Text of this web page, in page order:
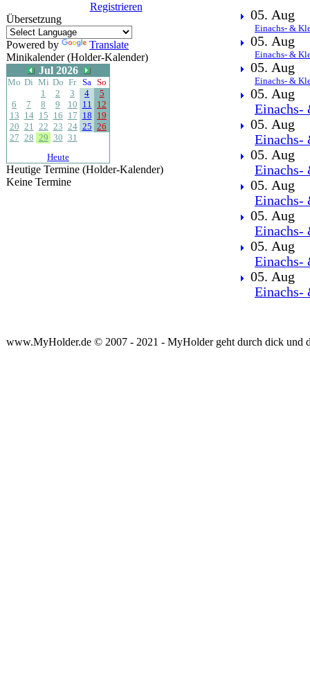
Registrieren
Übersetzung
Powered by
Translate
Minikalender (Holder-Kalender)
Jul 2026
Mo Di Mi Do Fr Sa So
1
2 3 4
5
6
7 8 9 10 11 12
13 14 15 16 17 18 19
20 21 22 23 24 25 26
27 28 29 30 31
Heute
Heutige Termine (Holder-Kalender)
Keine Termine
05. Aug
Einachs- &
05. Aug
Einachs- &
05. Aug
Einachs- &
05. Aug
Einachs-
05. Aug
Einachs-
05. Aug
Einachs-
05. Aug
Einachs-
05. Aug
Einachs-
05. Aug
Einachs-
05. Aug
Einachs-
www.MyHolder.de © 2007 - 2021 - MyHolder geht durch dick und